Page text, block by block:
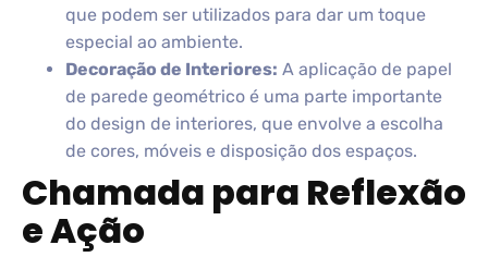
que podem ser utilizados para dar um toque
especial ao ambiente.
Decoração de Interiores: A aplicação de papel
de parede geométrico é uma parte importante
do design de interiores, que envolve a escolha
de cores, móveis e disposição dos espaços.
Chamada para Reflexão
e Ação